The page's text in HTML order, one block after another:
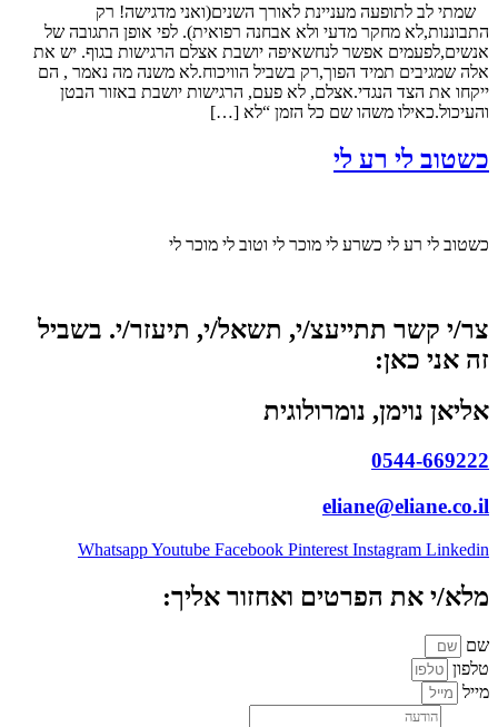
שמתי לב לתופעה מעניינת לאורך השנים(ואני מדגישה! רק
התבוננות,לא מחקר מדעי ולא אבחנה רפואית). לפי אופן התגובה של
אנשים,לפעמים אפשר לנחשאיפה יושבת אצלם הרגישות בגוף. יש את
אלה שמגיבים תמיד הפוך,רק בשביל הוויכוח.לא משנה מה נאמר , הם
ייקחו את הצד הנגדי.אצלם, לא פעם, הרגישות יושבת באזור הבטן
והעיכול.כאילו משהו שם כל הזמן “לא […]
כשטוב לי רע לי
כשטוב לי רע לי כשרע לי מוכר לי וטוב לי מוכר לי
צר/י קשר תתייעצ/י, תשאל/י, תיעזר/י. בשביל
זה אני כאן:
אליאן נוימן, נומרולוגית
0544-669222
eliane@eliane.co.il
WhatsappYoutube Facebook Pinterest Instagram Linkedin
מלא/י את הפרטים ואחזור אליך:
שם
טלפון
מייל